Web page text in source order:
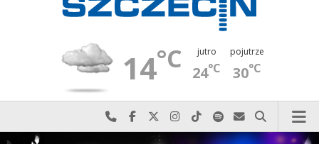
14°C jutro
24°C
pojutrze
30°C
Najlepiej po prostu do nas zadzwoń
Odwiedź nas na Facebook-u
Odwiedź nas na X
Odwiedź nas na Instagram-ie
Odwiedź nas na TikTok-u
Szukaj nas na Spotify
Wyślij do nas
Szukaj